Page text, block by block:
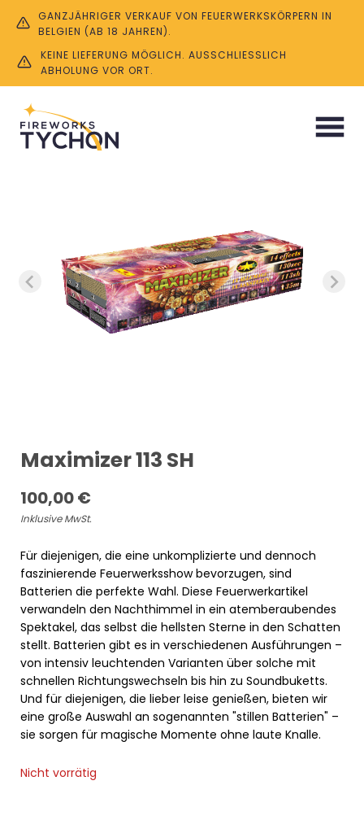
GANZJÄHRIGER VERKAUF VON FEUERWERKSKÖRPERN IN
BELGIEN (AB 18 JAHREN).
KEINE LIEFERUNG MÖGLICH. AUSSCHLIESSLICH A
BHOLUNG VOR ORT.
Start/Batterien / Maximizer 113 SH
Maximizer 113 SH
100,00€
Inklusive MwSt.
Für diejenigen, die eine unkomplizierte und dennoch
faszinierende Feuerwerksshow bevorzugen, sind
Batterien die perfekte Wahl. Diese Feuerwerkartikel
verwandeln den Nachthimmel in ein atemberaubendes
Spektakel, das selbst die hellsten Sterne in den Schatten
stellt. Batterien gibt es in verschiedenen Ausführungen –
von intensiv leuchtenden Varianten über solche mit
schnellen Richtungswechseln bis hin zu Soundbuketts.
Und für diejenigen, die lieber leise genießen, bieten wir
eine große Auswahl an sogenannten "stillen Batterien" –
sie sorgen für magische Momente ohne laute Knalle.
Nicht vorrätig